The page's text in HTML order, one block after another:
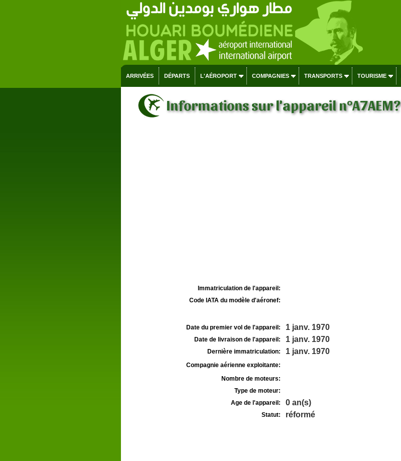
ARRIVÉES DÉPARTS L'AÉROPORT COMPAGNIES TRANSPORTS TOURISME
Informations sur l'appareil n°A7AEM?
Immatriculation de l'appareil:
Code IATA du modèle d'aéronef:
Date du premier vol de l'appareil: 1 janv. 1970
Date de livraison de l'appareil: 1 janv. 1970
Dernière immatriculation: 1 janv. 1970
Compagnie aérienne exploitante:
Nombre de moteurs:
Type de moteur:
Age de l'appareil:
0 an(s)
Statut: réformé